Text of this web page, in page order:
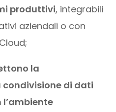
produttivi, integrabili
aziendali o con
la
condivisione di dati